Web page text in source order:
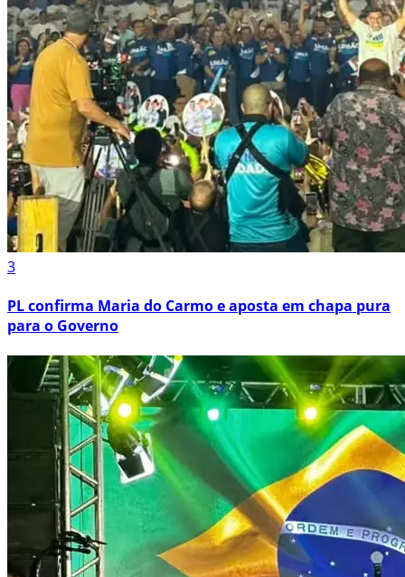
3
PL confirma Maria do Carmo e aposta em chapa pura
para o Governo